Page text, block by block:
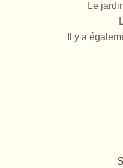
Le
Il y a